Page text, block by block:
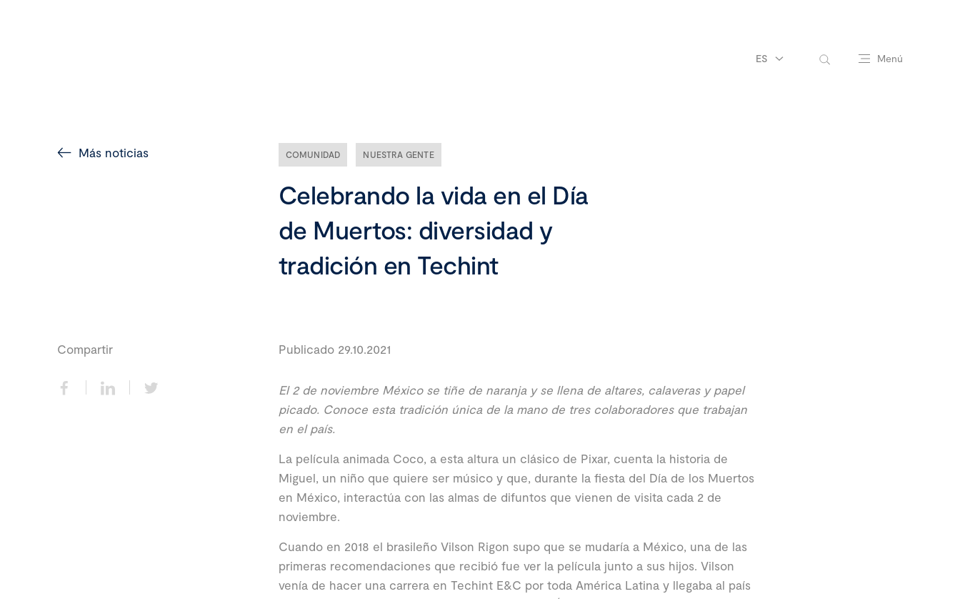
ES Menú
Ética y compliance
Liderazgo
Más noticias COMUNIDAD NUESTRA GENTE
Celebrando la vida en el Día
de Muertos: diversidad y
tradición en Techint
Compartir Publicado 29.10.2021
El 2 de noviembre México se tiñe de naranja y se llena de altares, calaveras y papel
picado. Conoce esta tradición única de la mano de tres colaboradores que trabajan
en el país.
La película animada Coco, a esta altura un clásico de Pixar, cuenta la historia de
Miguel, un niño que quiere ser músico y que, durante la fiesta del Día de los Muertos
en México, interactúa con las almas de difuntos que vienen de visita cada 2 de
noviembre.
Cuando en 2018 el brasileño Vilson Rigon supo que se mudaría a México, una de las
primeras recomendaciones que recibió fue ver la película junto a sus hijos. Vilson
venía de hacer una carrera en Techint E&C por toda América Latina y llegaba al país